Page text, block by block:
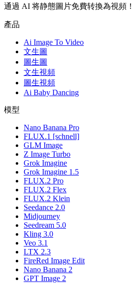
通過 AI 将静態圖片免費转換為視頻！
產品
Ai Image To Video
文生圖
圖生圖
文生視頻
圖生視頻
Ai Baby Dancing
模型
Nano Banana Pro
FLUX.1 [schnell]
GLM Image
Z Image Turbo
Grok Imagine
Grok Imagine 1.5
FLUX.2 Pro
FLUX.2 Flex
FLUX.2 Klein
Seedance 2.0
Midjourney
Seedream 5.0
Kling 3.0
Veo 3.1
LTX 2.3
FireRed Image Edit
Nano Banana 2
GPT Image 2